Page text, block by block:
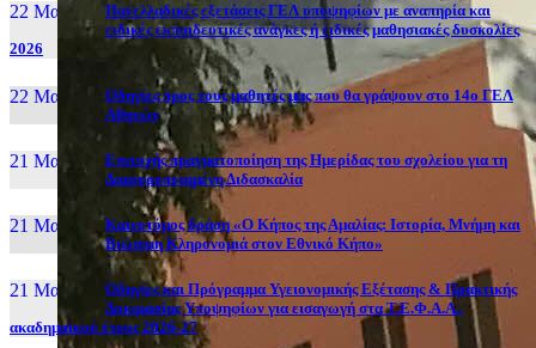
22 Μαι, 26
Πανελλαδικές εξετάσεις ΓΕΛ υποψηφίων με αναπηρία και
ειδικές εκπαιδευτικές ανάγκες ή ειδικές μαθησιακές δυσκολίες
2026
22 Μαι, 26
Οδηγίες προς τους μαθητές μας που θα γράψουν στο 14ο ΓΕΛ
Αθηνών
21 Μαι, 26
Επιτυχής πραγματοποίηση της Ημερίδας του σχολείου για τη
Διαφοροποιημένη Διδασκαλία
21 Μαι, 26
Καινοτόμος δράση «Ο Κήπος της Αμαλίας: Ιστορία, Μνήμη και
Βιώσιμη Κληρονομιά στον Εθνικό Κήπο»
21 Μαι, 26
Οδηγίες και Πρόγραμμα Υγειονομικής Εξέτασης & Πρακτικής
Δοκιμασίας Υποψηφίων για εισαγωγή στα Τ.Ε.Φ.Α.Α.,
ακαδημαϊκού έτους 2026-27